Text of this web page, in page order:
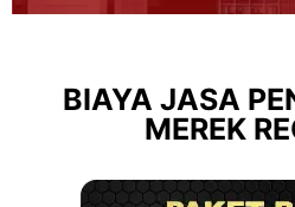
BIAYA JASA
MEREK